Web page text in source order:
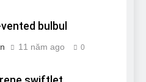
bulbul
11 năm ago 0